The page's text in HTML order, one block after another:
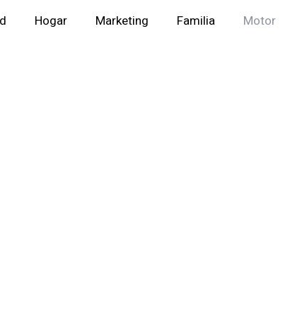
Hogar Marketing Familia Motor